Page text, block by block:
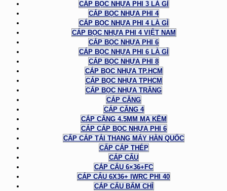
CÁP BỌC NHỰA PHI 3 LÀ GÌ
CÁP BỌC NHỰA PHI 4
CÁP BỌC NHỰA PHI 4 LÀ GÌ
CÁP BỌC NHỰA PHI 4 VIỆT NAM
CÁP BỌC NHỰA PHI 6
CÁP BỌC NHỰA PHI 6 LÀ GÌ
CÁP BỌC NHỰA PHI 8
CÁP BỌC NHỰA TP.HCM
CÁP BỌC NHỰA TPHCM
CÁP BỌC NHỰA TRẮNG
CÁP CĂNG
CÁP CĂNG 4
CÁP CĂNG 4.5MM MẠ KẼM
CÁP CÁP BỌC NHỰA PHI 6
CẤP CÁP TẢI THANG MÁY HÀN QUỐC
CẤP CÁP THÉP
CÁP CẨU
CÁP CẨU 6×36+FC
CÁP CẨU 6X36+ IWRC PHI 40
CÁP CẨU BẤM CHÌ